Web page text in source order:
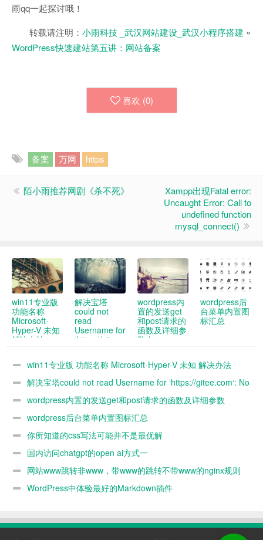
雨qq一起探讨哦！
转载请注明： 小雨科技 _武汉网站建设_武汉小程序搭建 »
WordPress快速建站第五讲：网站备案
喜欢 (0)
备案 万网 https
陌小雨推荐网剧《杀不死》
Xampp出现Fatal error:
Uncaught Error: Call to
undefined function
mysql_connect()
win11专业版
功能名称
Microsoft-
Hyper-V 未知
解决办法
解决宝塔
could not
read
Username for
‘https://gitee.com‘:
device or
address“报错
wordpress内
置的发送get
和post请求的
函数及详细参
数demo
wordpress后
台菜单内置图
标汇总
win11专业版 功能名称 Microsoft-Hyper-V 未知 解决办法
解决宝塔could not read Username for ‘https://gitee.com‘: No
such device or address“报错
wordpress内置的发送get和post请求的函数及详细参数
demowordpress后台菜单内置图标汇总
你所知道的css写法可能并不是最优解
国内访问chatgpt的open ai方式一
网站www跳转非www，带www的跳转不带www的nginx规则
WordPress中体验最好的Markdown插件